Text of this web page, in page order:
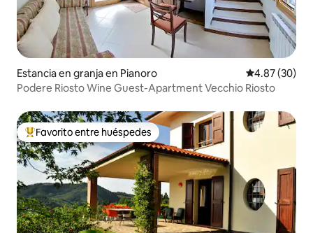
Estancia en granja en Pianoro Calificación
4.87 (30)
Podere Riosto Wine Guest-Apartment Vecchio Riosto
De los mejores en Favorito entre huéspedes
Favorito entre huéspedes